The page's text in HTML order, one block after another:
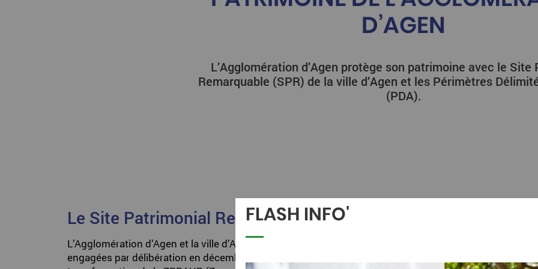
D’AGEN
L’Agglomération d’Agen protège son patrimoine avec le Site
Remarquable (SPR) de la ville d’Agen et les Périmètres
(PDA).
Le Site Patrimonial Remarquable (SPR) de la ville d’Agen
L’Agglomération d’Agen et la ville d’Agen se sont
engagées par délibération en décembre 2014 à la
FLASH INFO'